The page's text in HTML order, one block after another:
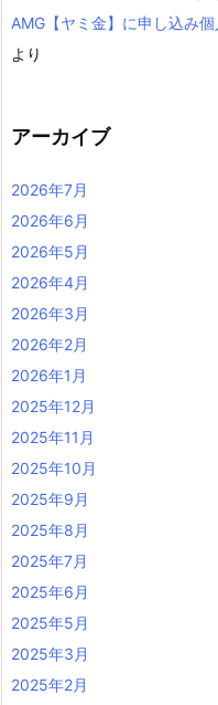
AMG【ヤミ金】に申し込み
より
アーカイブ
2026年7月
2026年6月
2026年5月
2026年4月
2026年3月
2026年2月
2026年1月
2025年12月
2025年11月
2025年10月
2025年9月
2025年8月
2025年7月
2025年6月
2025年5月
2025年3月
2025年2月